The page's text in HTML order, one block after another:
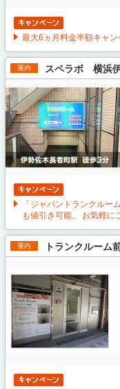
最大6ヵ月料金半額キャン
屋内 スペラボ 横浜
「ジャパントランクルー
も値引き可能。 お気軽に
屋内 トランクルーム